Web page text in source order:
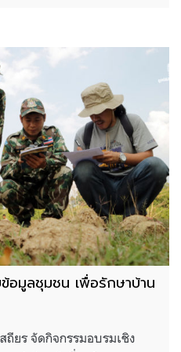
อมูลชุมชน เพื่อรักษาบ้าน
ยร จัดกิจกรรมอบรมเชิง